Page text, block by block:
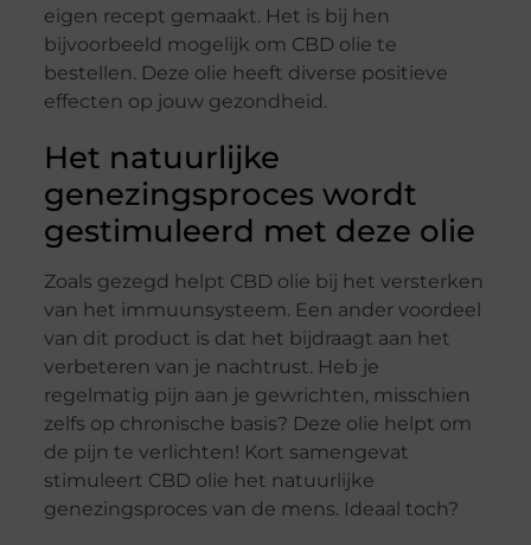
eigen recept gemaakt. Het is bij hen
bijvoorbeeld mogelijk om CBD olie te
bestellen. Deze olie heeft diverse positieve
effecten op jouw gezondheid.
Het natuurlijke
genezingsproces wordt
gestimuleerd met deze olie
Zoals gezegd helpt CBD olie bij het versterken
van het immuunsysteem. Een ander voordeel
van dit product is dat het bijdraagt aan het
verbeteren van je nachtrust. Heb je
regelmatig pijn aan je gewrichten, misschien
zelfs op chronische basis? Deze olie helpt om
de pijn te verlichten! Kort samengevat
stimuleert CBD olie het natuurlijke
genezingsproces van de mens. Ideaal toch?